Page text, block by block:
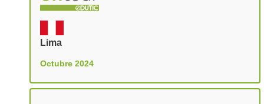
Lima
Octubre 2024